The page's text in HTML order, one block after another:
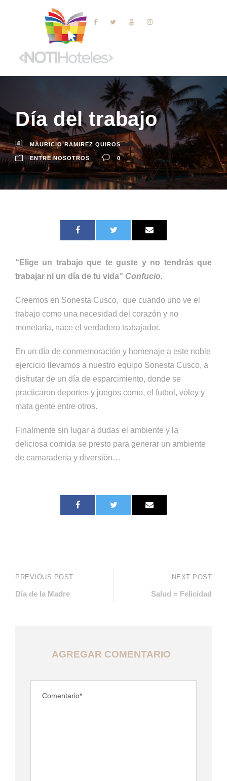
Día del trabajo
MAURICIO RAMIREZ QUIROS
ENTRE NOSOTROS 0
“Elige un trabajo que te guste y no tendrás que
trabajar ni un día de tu vida” Confucio.
Creemos en Sonesta Cusco, que cuando uno ve el
trabajo como una necesidad del corazón y no
monetaria, nace el verdadero trabajador.
En un día de conmemoración y homenaje a este noble
ejercicio llevamos a nuestro equipo Sonesta Cusco, a
disfrutar de un día de esparcimiento, donde se
practicaron deportes y juegos como, el futbol, vóley y
mata gente entre otros.
Finalmente sin lugar a dudas el ambiente y la
deliciosa comida se presto para generar un ambiente
de camaradería y diversión…
PREVIOUS POST
Día de la Madre
NEXT POST
Salud = Felicidad
AGREGAR COMENTARIO